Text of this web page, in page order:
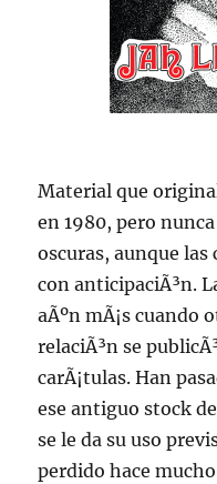
Material que
en 1980, pero
oscuras, aunque
con anticipaciÃ³n.
aÃºn mÃ¡s cuando
relaciÃ³n se
carÃ¡tulas. Han
ese antiguo stock
se le da su uso
perdido hace